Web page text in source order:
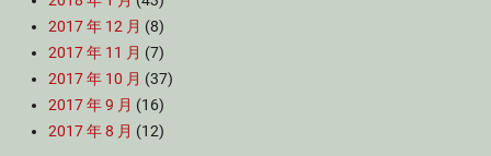
2017 年 12 月 (8)
2017 年 11 月 (7)
2017 年 10 月 (37)
2017 年 9 月 (16)
2017 年 8 月 (12)